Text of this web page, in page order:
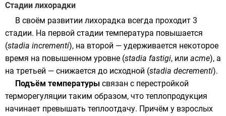
Стадии лихорадки
В своём развитии лихорадка всегда проходит 3
стадии. На первой стадии температура повышается
(stadia incrementi), на второй — удерживается некоторое
время на повышенном уровне (stadia fastigi, или acme), а
на третьей — снижается до исходной (stadia decrementi).
Подъём температуры связан с перестройкой
терморегуляции таким образом, что теплопродукция
начинает превышать теплоотдачу. Причём у взрослых